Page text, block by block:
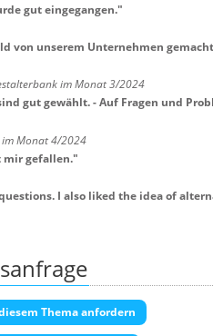
gut eingegangen."
von unserem Unternehmen
im Monat 3/2024
gut gewählt. - Auf Fragen und
im Monat 4/2024
mir gefallen."
I also liked the idea of
Thema anfordern